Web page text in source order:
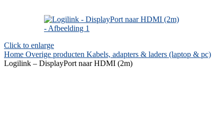
Click to enlarge
Home Overige producten Kabels, adapters & laders (laptop & pc)
Logilink – DisplayPort naar HDMI (2m)